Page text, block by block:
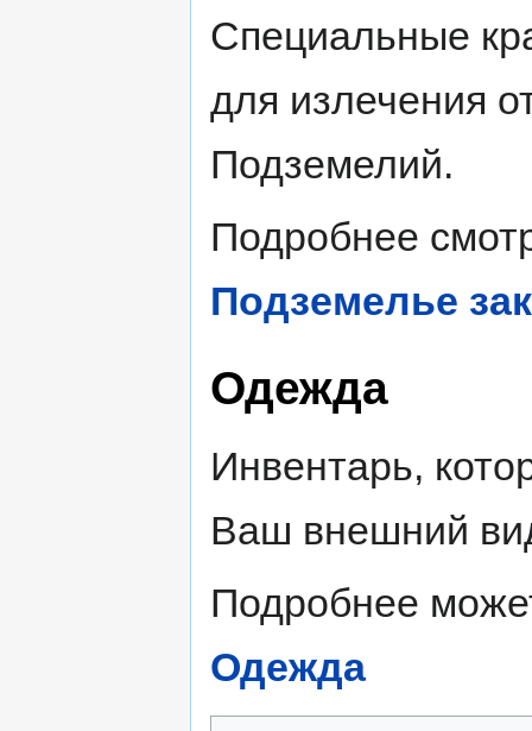
Специальные
для излечения
Подземелий.
Подробнее
Подземелье
Одежда
Инвентарь,
Ваш внешний
Подробнее
Одежда